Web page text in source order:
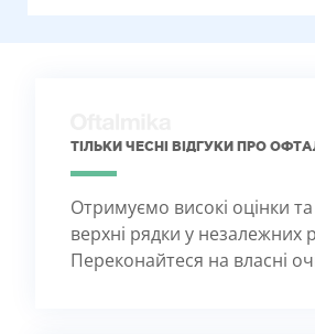
ТІЛЬКИ ЧЕСНІ ВІДГУКИ ПРО
Отримуємо високі оцінки
верхні рядки у незалежних
Переконайтеся на власні